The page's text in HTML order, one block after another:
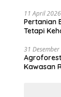
11 April 2026
Pertanian
Tetapi
31
Kawasan